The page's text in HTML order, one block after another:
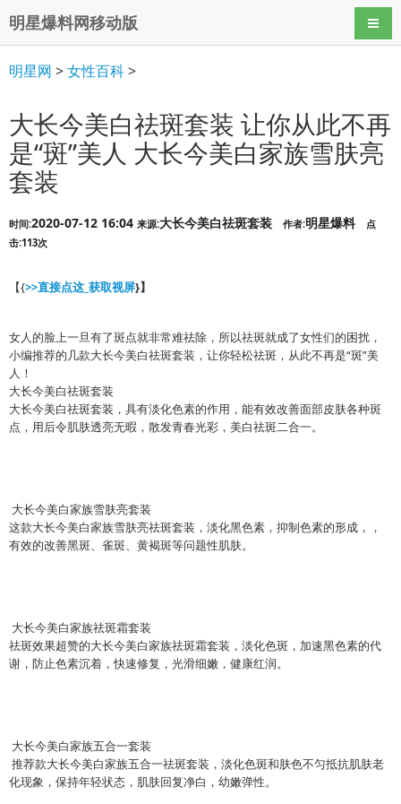
明星爆料网移动版 导航
明星网 >女性百科>
大长今美白祛斑套装 让你从此不再
是“斑”美人 大长今美白家族雪肤亮
套装
时间:2020-07-12 16:04 来源:大长今美白祛斑套装 作者:明星爆料
点
击:113次
【{>>直接点这_获取视屏}】
女人的脸上一旦有了斑点就非常难祛除，所以祛斑就成了女性们的困扰，
小编推荐的几款大长今美白祛斑套装，让你轻松祛斑，从此不再是“斑”美
人！
大长今美白祛斑套装
大长今美白祛斑套装，具有淡化色素的作用，能有效改善面部皮肤各种斑
点，用后令肌肤透亮无暇，散发青春光彩，美白祛斑二合一。
大长今美白家族雪肤亮套装
这款大长今美白家族雪肤亮祛斑套装，淡化黑色素，抑制色素的形成，，
有效的改善黑斑、雀斑、黄褐斑等问题性肌肤。
大长今美白家族祛斑霜套装
祛斑效果超赞的大长今美白家族祛斑霜套装，淡化色斑，加速黑色素的代
谢，防止色素沉着，快速修复，光滑细嫩，健康红润。
大长今美白家族五合一套装
推荐款大长今美白家族五合一祛斑套装，淡化色斑和肤色不匀抵抗肌肤老
化现象，保持年轻状态，肌肤回复净白，幼嫩弹性。